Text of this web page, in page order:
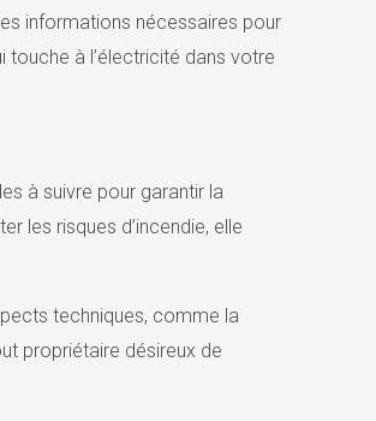
informations nécessaires pour
à l’électricité dans votre
à suivre pour garantir la
les risques d’incendie, elle
techniques, comme la
propriétaire désireux de